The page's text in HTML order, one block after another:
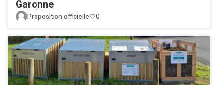
Garonne
Proposition officielle 0